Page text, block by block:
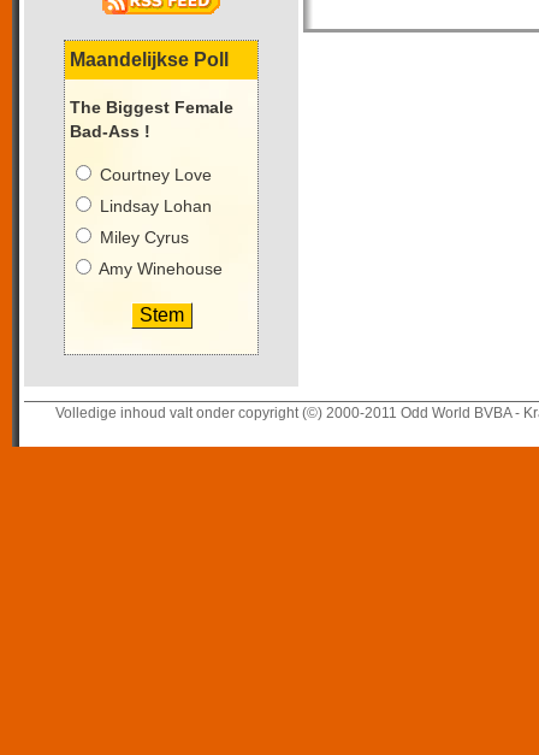
Maandelijkse Poll
The Biggest Female
Bad-Ass !
Courtney Love
Lindsay Lohan
Miley Cyrus
Amy Winehouse
Volledige inhoud valt onder copyright (©) 2000-2011 Odd World BVBA -